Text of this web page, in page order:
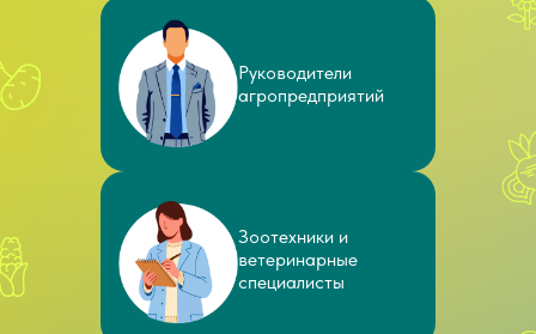
Руководители
агропредприятий
Зоотехники и
ветеринарные
специалисты